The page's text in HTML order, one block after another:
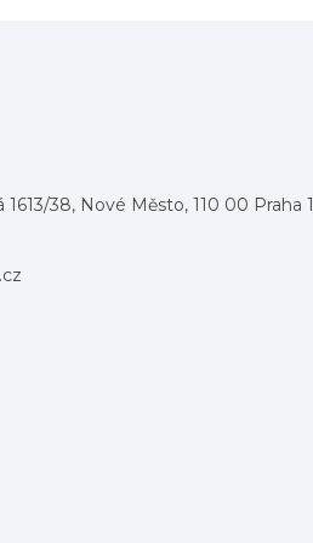
1613/38, Nové Město, 110 00 Praha 1